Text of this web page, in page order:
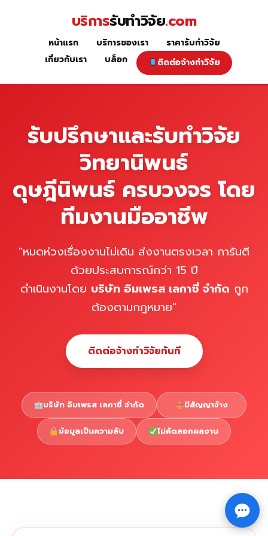
หน้าแรก
Copyright © 2026 รับทำวิจัย รับทำวิทยานิพนธ์ รับทำ⇧
บริการรับทำวิจัย.com
หน้าแรก บริการของเรา
ราคารับทำวิจัย
เกี่ยวกับเรา
บล็อก ติดต่อจ้างทำวิจัย
รับปรึกษาและรับทำวิจัย
วิทยานิพนธ์
ดุษฎีนิพนธ์ ครบวงจร โดย
ทีมงานมืออาชีพ
"หมดห่วงเรื่องงานไม่เดิน ส่งงานตรงเวลา การันตี
ด้วยประสบการณ์กว่า 15 ปี
ดำเนินงานโดย บริษัท อิมเพรส เลกาซี่ จำกัด ถูก
ต้องตามกฎหมาย"
ติดต่อจ้างทำวิจัยทันที
บริษัท อิมเพรส เลกาซี่ จำกัด มีสัญญาจ้าง
ข้อมูลเป็นความลับ ไม่คัดลอกผลงาน